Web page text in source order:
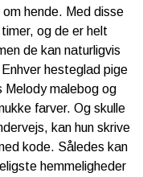
hende. Med disse
og de er helt
de kan naturligvis
hesteglad pige
Melody malebog og
farver. Og skulle
kan hun skrive
kode. Således kan
hemmeligheder